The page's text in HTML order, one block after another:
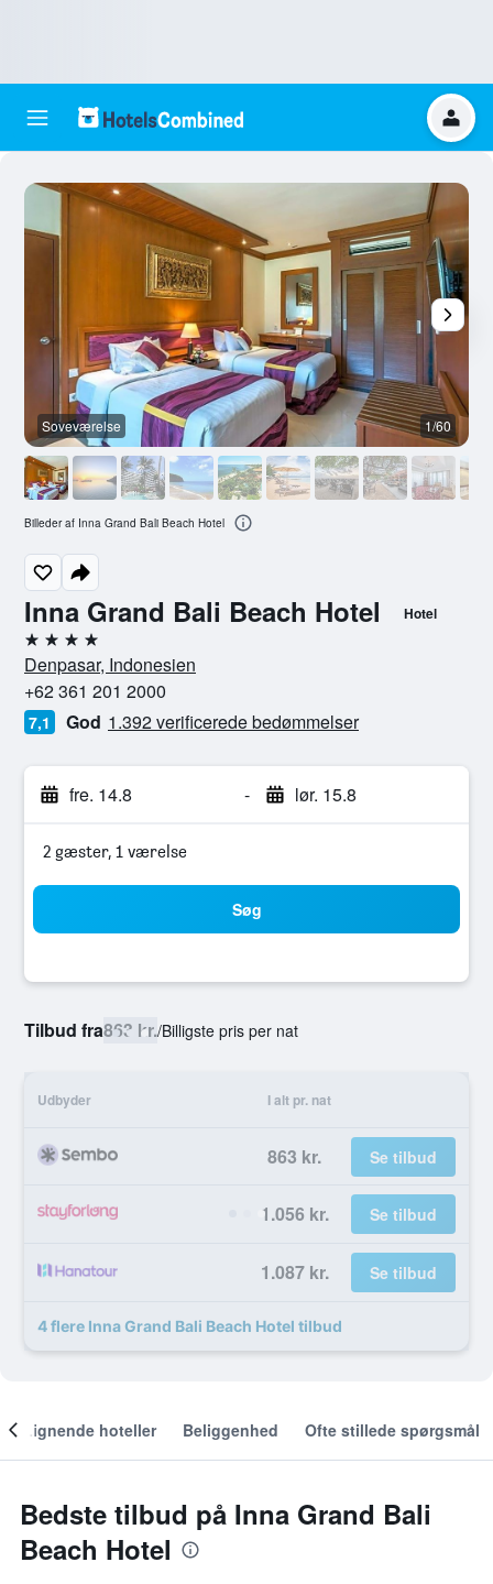
Inna Grand Bali Beach Hotel Hotel
4 stjerner
Denpasar, Indonesien
+62 361 201 2000
7,1 God 1.392 verificerede bedømmelser
fre. 14.8 - lør. 15.8
2 gæster, 1 værelse
Søg
Tilbud fra863 kr./Billigste pris per nat
Udbyder I alt pr. nat
863 kr. Se tilbud
1.056 kr. Se tilbud
1.087 kr. Se tilbud
4 flere Inna Grand Bali Beach Hotel tilbud
Soveværelse 1/60
Billeder af Inna Grand Bali Beach Hotel
Lignende hoteller Beliggenhed Ofte stillede spørgsmål
Bedste tilbud på Inna Grand Bali
Beach Hotel